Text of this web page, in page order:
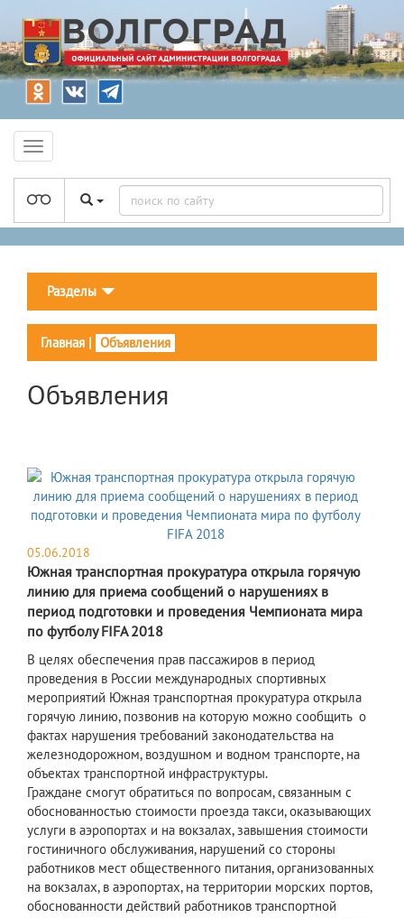
Разделы
Главная | Объявления
Объявления
05.06.2018
Южная транспортная прокуратура открыла горячую
линию для приема сообщений о нарушениях в
период подготовки и проведения Чемпионата мира
по футболу FIFA 2018
В целях обеспечения прав пассажиров в период
проведения в России международных спортивных
мероприятий Южная транспортная прокуратура открыла
горячую линию, позвонив на которую можно сообщить о
фактах нарушения требований законодательства на
железнодорожном, воздушном и водном транспорте, на
объектах транспортной инфраструктуры.
Граждане смогут обратиться по вопросам, связанным с
обоснованностью стоимости проезда такси, оказывающих
услуги в аэропортах и на вокзалах, завышения стоимости
гостиничного обслуживания, нарушений со стороны
работников мест общественного питания, организованных
на вокзалах, в аэропортах, на территории морских портов,
обоснованности действий работников транспортной